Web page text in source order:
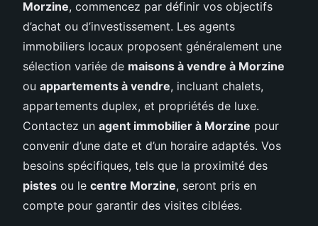
Morzine, commencez par définir vos objectifs
d’achat ou d’investissement. Les agents
immobiliers locaux proposent généralement une
sélection variée de maisons à vendre à Morzine
ou appartements à vendre, incluant chalets,
appartements duplex, et propriétés de luxe.
Contactez un agent immobilier à Morzine pour
convenir d’une date et d’un horaire adaptés. Vos
besoins spécifiques, tels que la proximité des
pistes ou le centre Morzine, seront pris en
compte pour garantir des visites ciblées.